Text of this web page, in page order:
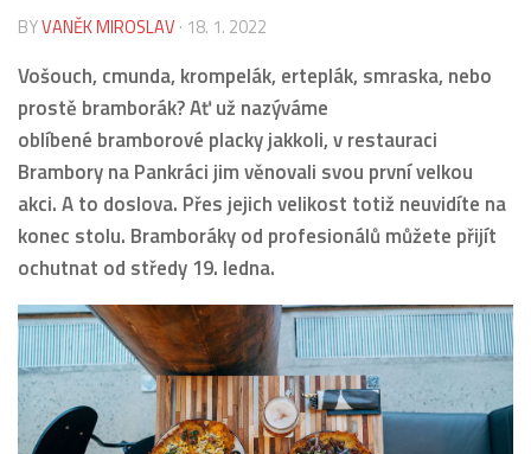
BYVANĚK MIROSLAV · 18. 1. 2022
Vošouch, cmunda, krompelák, erteplák, smraska, nebo
prostě bramborák? Ať už nazýváme
oblíbené bramborové placky jakkoli, v restauraci
Brambory na Pankráci jim věnovali svou první velkou
akci. A to doslova. Přes jejich velikost totiž neuvidíte na
konec stolu. Bramboráky od profesionálů můžete přijít
ochutnat od středy 19. ledna.